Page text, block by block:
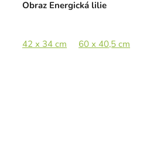
Obraz Energická lilie
42 x 34 cm 60 x 40,5 cm